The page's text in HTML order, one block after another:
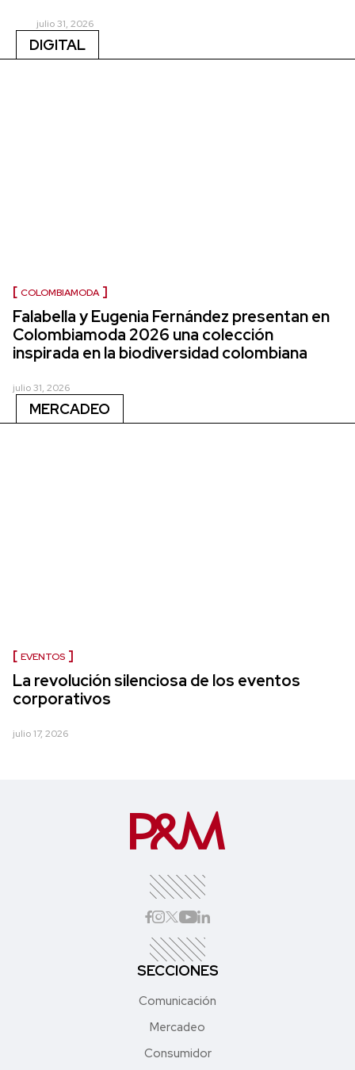
julio 31, 2026
DIGITAL
COLOMBIAMODA
Falabella y Eugenia Fernández presentan en
Colombiamoda 2026 una colección
inspirada en la biodiversidad colombiana
julio 31, 2026
MERCADEO
EVENTOS
La revolución silenciosa de los eventos
corporativos
julio 17, 2026
SECCIONES
Comunicación
Mercadeo
Consumidor